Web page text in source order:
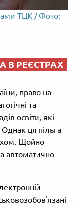
ТЦК / Фото:
В РЕЄСТРАХ
право на
та
освіти, які
ця пільга
Щойно
автоматично